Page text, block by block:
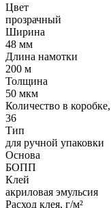
Цвет
прозрачный
Ширина
48 мм
Длина намотки
200 м
Толщина
50 мкм
Количество в
36
Тип
для ручной упаковки
Основа
БОПП
Клей
акриловая эмульсия
Расход клея, г/м²